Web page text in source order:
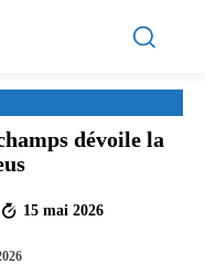
dévoile la
15 mai 2026